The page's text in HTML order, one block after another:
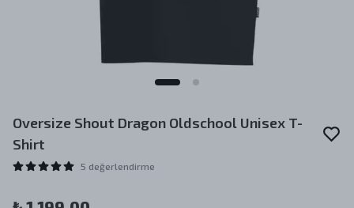
Oversize Shout Dragon Oldschool Unisex T-
Shirt
5 değerlendirme